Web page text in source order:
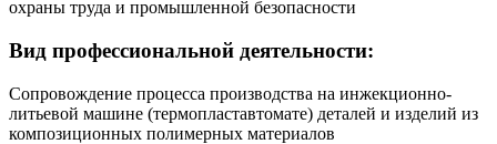
охраны труда и промышленной безопасности
Вид профессиональной деятельности:
Сопровождение процесса производства на инжекционно-
литьевой машине (термопластавтомате) деталей и изделий из
композиционных полимерных материалов